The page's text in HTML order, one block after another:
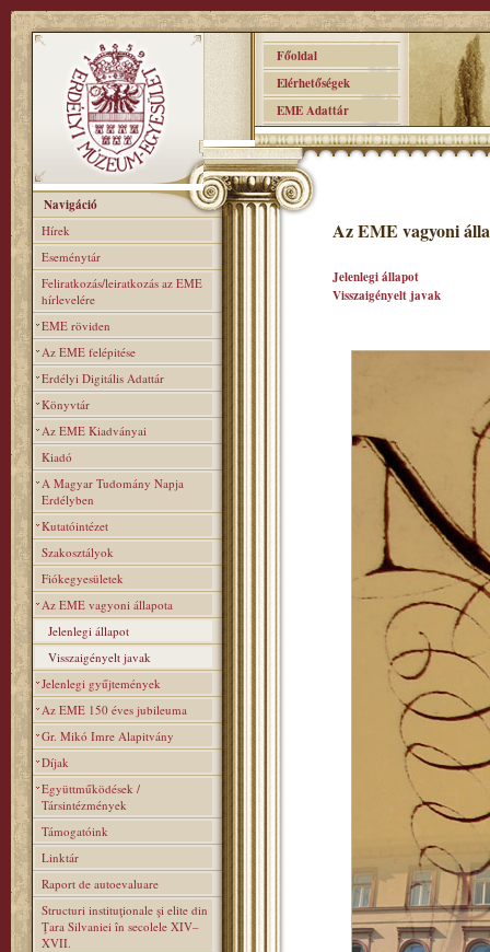
Főoldal
Elérhetőségek
EME Adattár
Navigáció
Hírek
Eseménytár
Feliratkozás/leiratkozás az EME
hírlevelére
EME röviden
Az EME felépitése
Erdélyi Digitális Adattár
Könyvtár
Az EME Kiadványai
Kiadó
A Magyar Tudomány Napja
Erdélyben
Kutatóintézet
Szakosztályok
Fiókegyesületek
Az EME vagyoni állapota
Jelenlegi állapot
Visszaigényelt javak
Jelenlegi gyűjtemények
Az EME 150 éves jubileuma
Gr. Mikó Imre Alapitvány
Díjak
Együttműködések /
Társintézmények
Támogatóink
Linktár
Raport de autoevaluare
Structuri instituţionale şi elite din
Ţara Silvaniei în secolele XIV–
XVII.
Az EME vagyoni
Jelenlegi állapot
Visszaigényelt javak